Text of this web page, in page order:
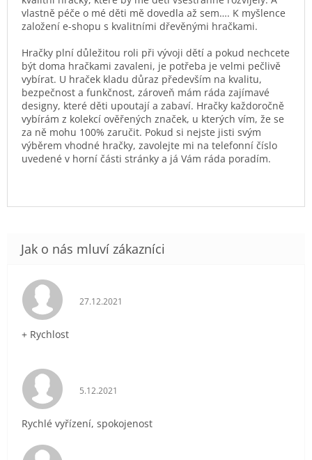
vlastně péče o mé děti mě dovedla až sem…. K myšlence
založení e-shopu s kvalitními dřevěnými hračkami.
Hračky plní důležitou roli při vývoji dětí a pokud nechcete
být doma hračkami zavaleni, je potřeba je velmi pečlivě
vybírat. U hraček kladu důraz především na kvalitu,
bezpečnost a funkčnost, zároveň mám ráda zajímavé
designy, které děti upoutají a zabaví. Hračky každoročně
vybírám z kolekcí ověřených značek, u kterých vím, že se
za ně mohu 100% zaručit. Pokud si nejste jisti svým
výběrem vhodné hračky, zavolejte mi na telefonní číslo
uvedené v horní části stránky a já Vám ráda poradím.
Hodnocení obchodu je 5 z 5 hvězdiček.
27.12.2021
+ Rychlost
Hodnocení obchodu je 5 z 5 hvězdiček.
5.12.2021
Rychlé vyřízení, spokojenost